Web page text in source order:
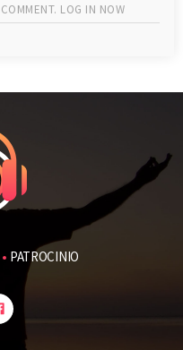
LOG IN NOW
PATROCINIO